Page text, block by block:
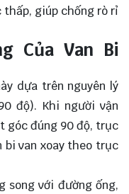
thấp, giúp chống rò rỉ
Của Van Bi
dựa trên nguyên lý
độ). Khi người vận
góc đúng 90 độ, trục
bi van xoay theo trục
song với đường ống,